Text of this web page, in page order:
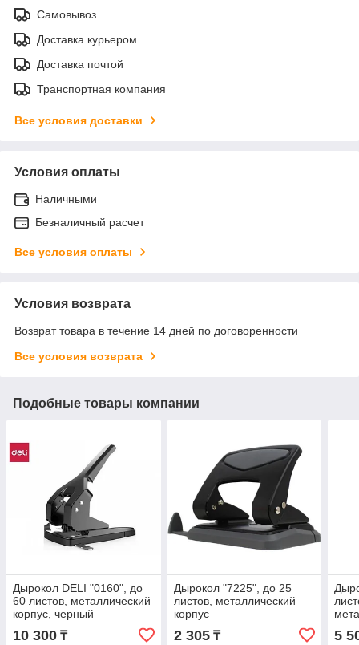
Самовывоз
Доставка курьером
Доставка почтой
Транспортная компания
Все условия доставки
Условия оплаты
Наличными
Безналичный расчет
Все условия оплаты
Условия возврата
Возврат товара в течение 14 дней по договоренности
Все условия возврата
Подобные товары компании
Дырокол DELI "0160", до
60 листов, металлический
корпус, черный
10 300 ₸
Дырокол "7225", до 25
листов, металлический
корпус
2 305₸ 5